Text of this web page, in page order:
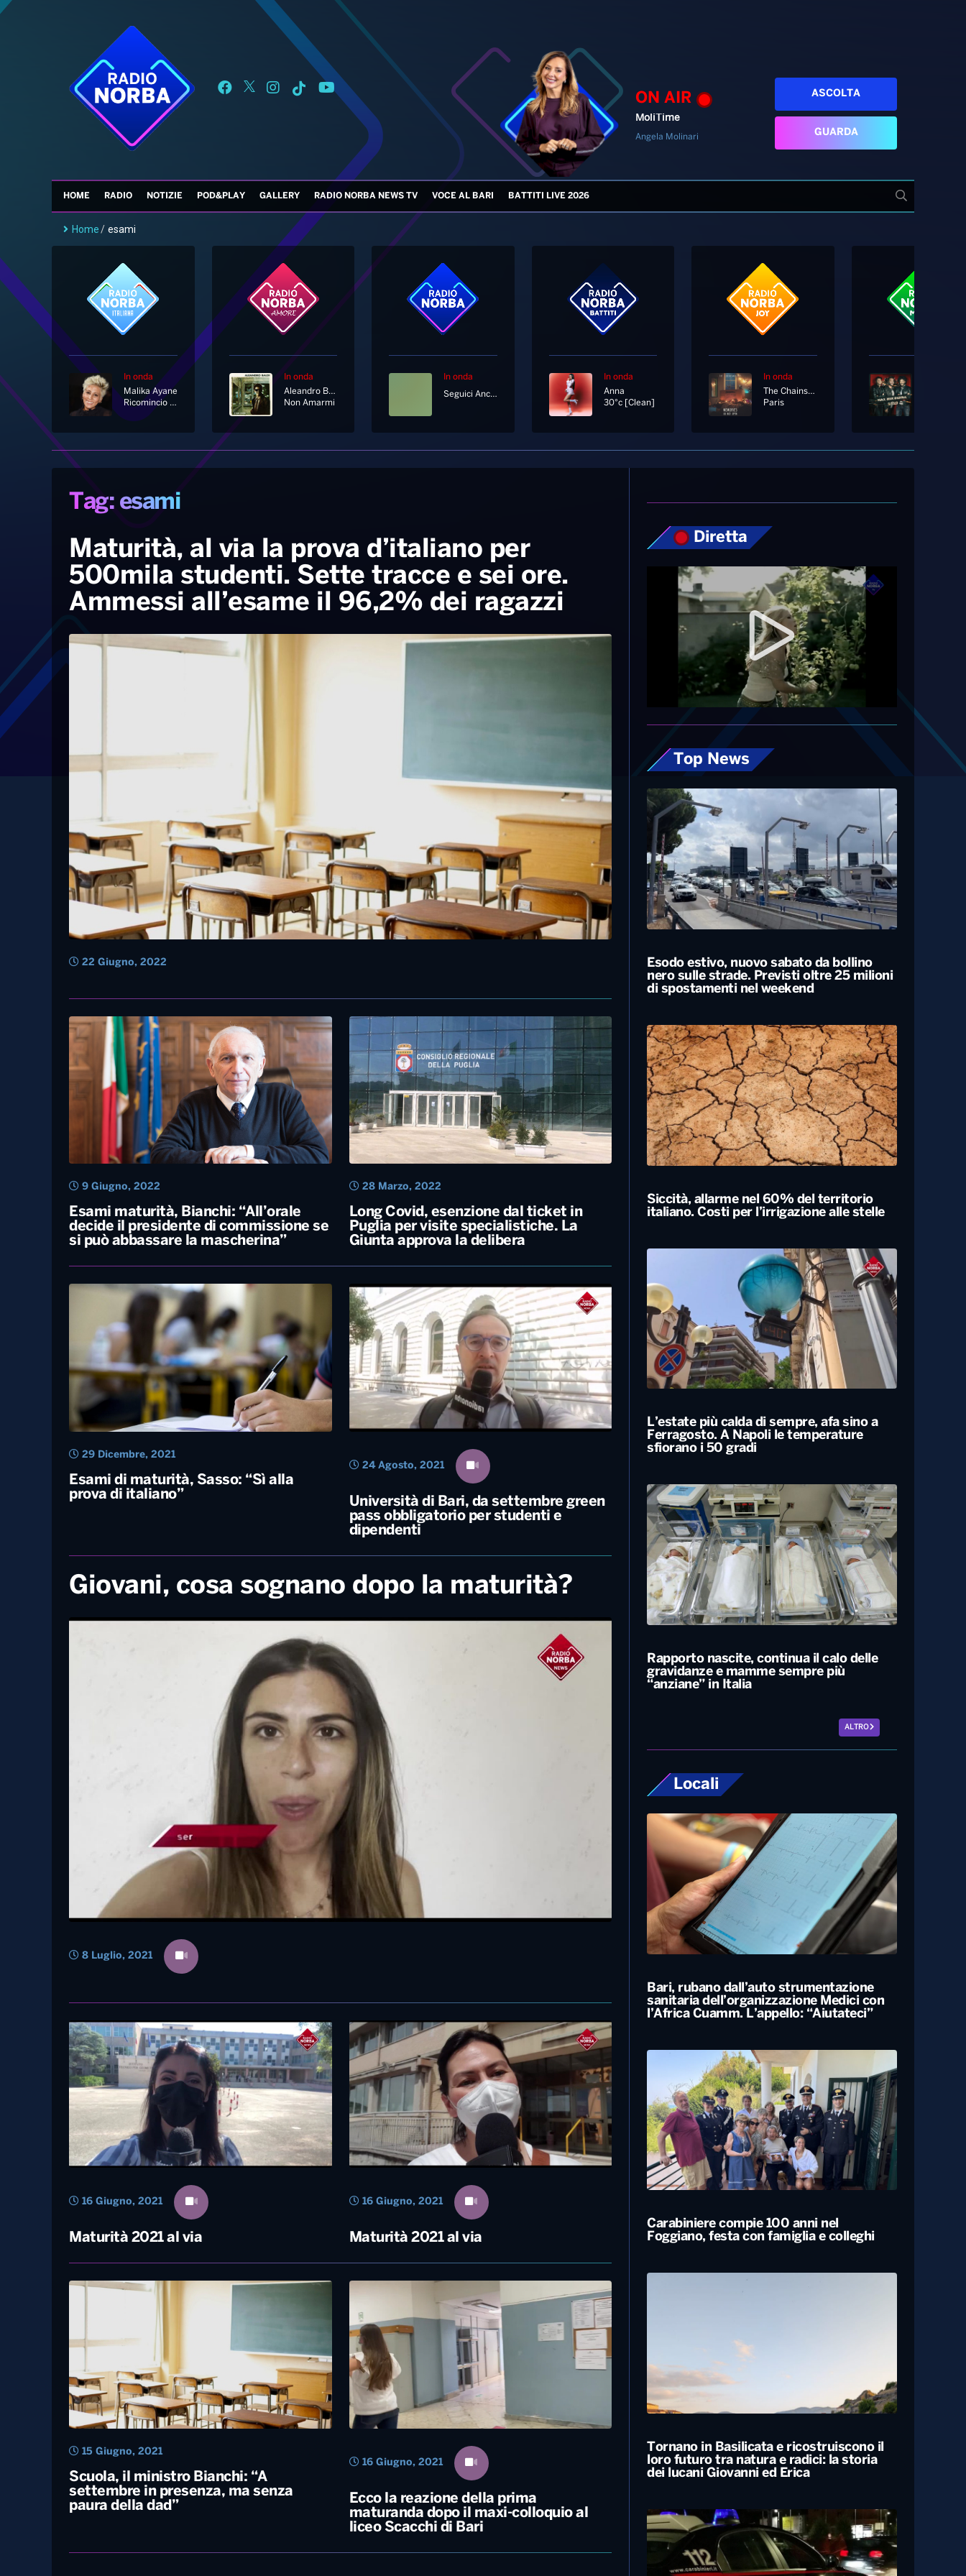
ON AIR
MoliTime
Angela Molinari
ASCOLTA
GUARDA
HOME RADIO NOTIZIE POD&PLAY GALLERY RADIO NORBA NEWS TV VOCE AL BARI BATTITI LIVE 2026
Home/ esami
In onda
Malika Ayane
Ricomincio Da Qui
In onda
Aleandro Baldi
Non Amarmi
In onda
Seguici Anche In Diretta Tv Al Canale 11 E 730 Di Sky
In onda
Anna
30°c [Clean]
In onda
The Chainsmokers
Paris
Maturità, al via la prova d’italiano per
500mila studenti. Sette tracce e sei ore.
Ammessi all’esame il 96,2% dei ragazzi
22 Giugno, 2022
Esami maturità, Bianchi: “All’orale
decide il presidente di commissione se
9 Giugno, 2022
Long Covid, esenzione dal ticket in
Puglia per visite specialistiche. La
28 Marzo, 2022
Esami di maturità, Sasso: “Sì alla
Università di Bari, da settembre green
pass obbligatorio per studenti e
dipendenti
Giovani, cosa sognano dopo la maturità?
8 Luglio, 2021
16 Giugno, 2021 16 Giugno, 2021
Top News
Esodo estivo, nuovo sabato da bollino
L’estate più calda di sempre, afa sino a
Rapporto nascite, continua il calo delle
gravidanze e mamme sempre più
“anziane” in Italia
ALTRO
Locali
Bari, rubano dall’auto strumentazione